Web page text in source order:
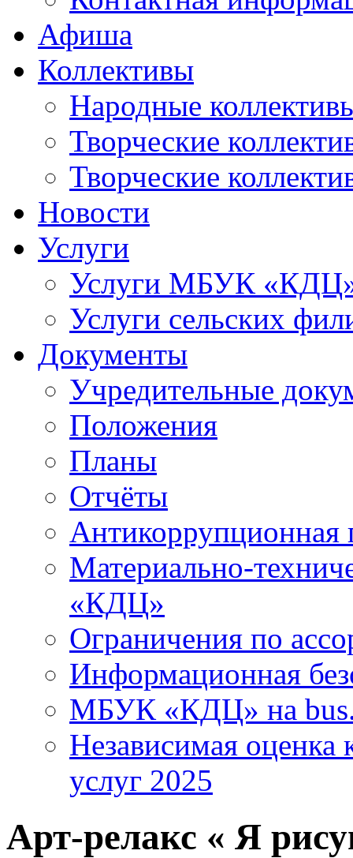
Афиша
Коллективы
Народные
Творческие
Творческие
Новости
Услуги
Услуги МБУК
Услуги сельских
Документы
Учредительные
Положения
Планы
Отчёты
Антикоррупционная
Материально-
«КДЦ»
Ограничения по
Информационная
МБУК «КДЦ» на
Независимая оценка
услуг 2025
Арт-релакс « Я